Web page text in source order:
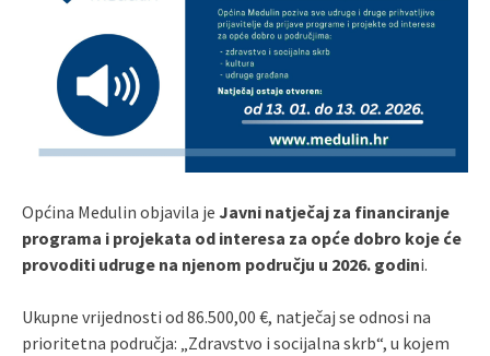
Općina Medulin objavila je Javni natječaj za financiranje
programa i projekata od interesa za opće dobro koje će
provoditi udruge na njenom području u 2026. godini.
Ukupne vrijednosti od 86.500,00 €, natječaj se odnosi na
prioritetna područja: „Zdravstvo i socijalna skrb“, u kojem